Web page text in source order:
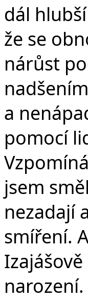
dál
že se
nárůst
a
pomocí
jsem
nezadají
smíření.